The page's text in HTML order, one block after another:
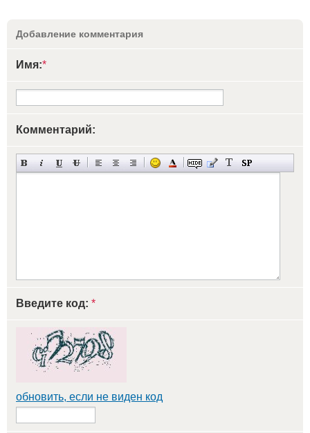
Добавление комментария
Имя:*
Комментарий:
Введите код: *
обновить, если не виден код